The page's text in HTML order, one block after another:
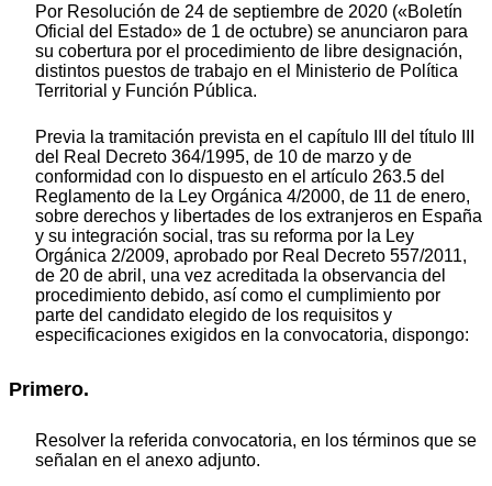
Por Resolución de 24 de septiembre de 2020 («Boletín
Oficial del Estado» de 1 de octubre) se anunciaron para
su cobertura por el procedimiento de libre designación,
distintos puestos de trabajo en el Ministerio de Política
Territorial y Función Pública.
Previa la tramitación prevista en el capítulo III del título III
del Real Decreto 364/1995, de 10 de marzo y de
conformidad con lo dispuesto en el artículo 263.5 del
Reglamento de la Ley Orgánica 4/2000, de 11 de enero,
sobre derechos y libertades de los extranjeros en España
y su integración social, tras su reforma por la Ley
Orgánica 2/2009, aprobado por Real Decreto 557/2011,
de 20 de abril, una vez acreditada la observancia del
procedimiento debido, así como el cumplimiento por
parte del candidato elegido de los requisitos y
especificaciones exigidos en la convocatoria, dispongo:
Primero.
Resolver la referida convocatoria, en los términos que se
señalan en el anexo adjunto.